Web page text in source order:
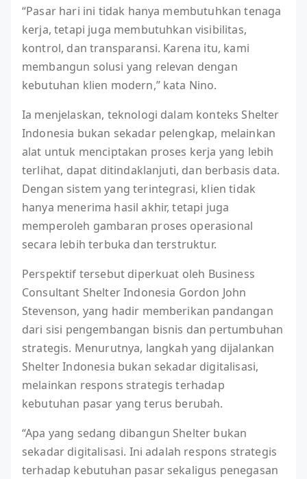
“Pasar hari ini tidak hanya membutuhkan tenaga
kerja, tetapi juga membutuhkan visibilitas,
kontrol, dan transparansi. Karena itu, kami
membangun solusi yang relevan dengan
kebutuhan klien modern,” kata Nino.
Ia menjelaskan, teknologi dalam konteks Shelter
Indonesia bukan sekadar pelengkap, melainkan
alat untuk menciptakan proses kerja yang lebih
terlihat, dapat ditindaklanjuti, dan berbasis data.
Dengan sistem yang terintegrasi, klien tidak
hanya menerima hasil akhir, tetapi juga
memperoleh gambaran proses operasional
secara lebih terbuka dan terstruktur.
Perspektif tersebut diperkuat oleh Business
Consultant Shelter Indonesia Gordon John
Stevenson, yang hadir memberikan pandangan
dari sisi pengembangan bisnis dan pertumbuhan
strategis. Menurutnya, langkah yang dijalankan
Shelter Indonesia bukan sekadar digitalisasi,
melainkan respons strategis terhadap
kebutuhan pasar yang terus berubah.
“Apa yang sedang dibangun Shelter bukan
sekadar digitalisasi. Ini adalah respons strategis
terhadap kebutuhan pasar sekaligus penegasan